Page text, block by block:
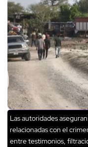
Las autoridades
relacionadas con el
entre testimonios,